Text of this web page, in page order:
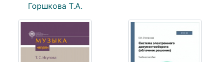
Горшкова Т.А.